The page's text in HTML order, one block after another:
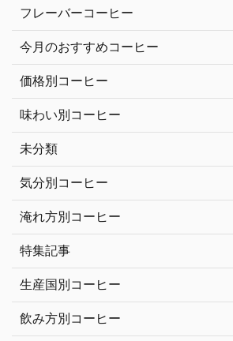
フレーバーコーヒー
今月のおすすめコーヒー
価格別コーヒー
味わい別コーヒー
未分類
気分別コーヒー
淹れ方別コーヒー
特集記事
生産国別コーヒー
飲み方別コーヒー